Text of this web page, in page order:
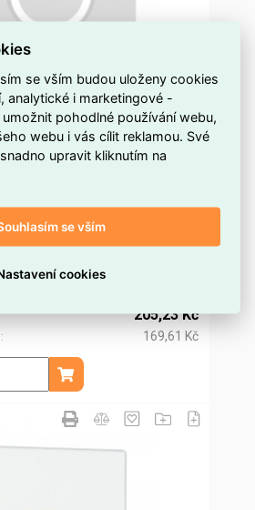
PIR W-NW Schodišťové LED
KANLUX 37392
více než 5 ks
37392
ELSVOS1744398
5905339373922
205,23 Kč
169,61 Kč
ks
Přidat do košíku
se vším budou uloženy cookies
analytické i marketingové -
pohodlné používání webu,
webu i vás cílit reklamou. Své
upravit kliknutím na
se vším
cookies